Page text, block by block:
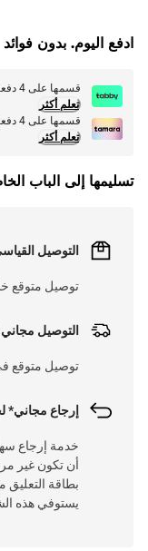
ادفع اليوم. بدون فوائد
قسمها على 4 دفعات شهرية بقيمة
تعلم أكثر
قسمها على 4 دفعات شهرية بقيمة
تعلم أكثر
تسليمها إلى الباب
التوصيل
توصيل متوقع خلال 1 - 3 أيام عمل على
التوصيل
توصيل متوقع في
إرجاع مجاني*
أن تكون غير
بطاقة التعليق
يستوفي هذه